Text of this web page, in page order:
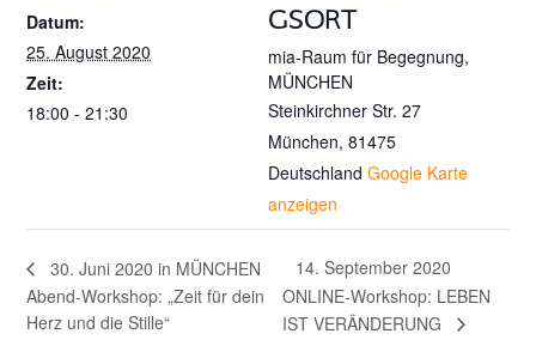
Datum:
25. August 2020
Zeit:
18:00 - 21:30
GSORT
mia-Raum für Begegnung,
MÜNCHEN
Steinkirchner Str. 27
München, 81475
Deutschland Google Karte
anzeigen
30. Juni 2020 in MÜNCHEN
Abend-Workshop: „Zeit für dein
Herz und die Stille“
14. September 2020
ONLINE-Workshop: LEBEN
IST VERÄNDERUNG